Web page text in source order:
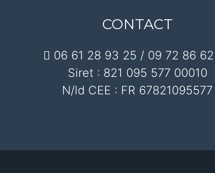
CONTACT
06 61 28 93 25 / 09 72 86
Siret : 821 095 577 00010
N/ld CEE : FR 67821095577